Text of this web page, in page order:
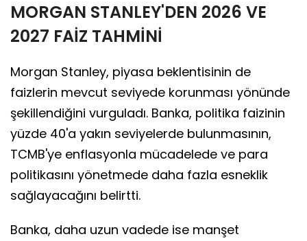
MORGAN STANLEY'DEN 2026 VE
2027 FAİZ TAHMİNİ
Morgan Stanley, piyasa beklentisinin de
faizlerin mevcut seviyede korunması yönünde
şekillendiğini vurguladı. Banka, politika faizinin
yüzde 40'a yakın seviyelerde bulunmasının,
TCMB'ye enflasyonla mücadelede ve para
politikasını yönetmede daha fazla esneklik
sağlayacağını belirtti.
Banka, daha uzun vadede ise manşet